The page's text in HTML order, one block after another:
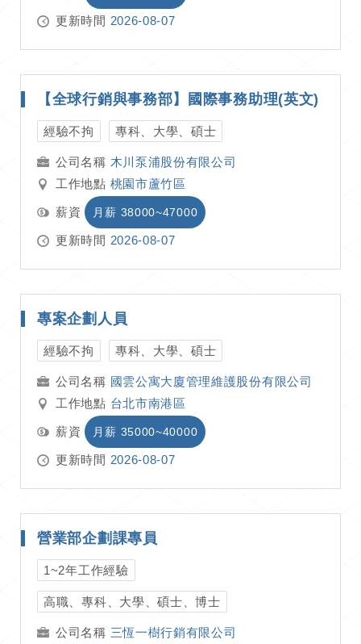
更新時間 2026-08-07
【全球行銷與事務部】國際事務助理(英文)
經驗不拘 專科、大學、碩士
木川泵浦股份有限公司
工作地點 桃園市蘆竹區
薪資 月薪 38000~47000
更新時間 2026-08-07
專案企劃人員
經驗不拘 專科、大學、碩士
國雲公寓大廈管理維護股份有限公司
工作地點 台北市南港區
薪資 月薪 35000~40000
更新時間 2026-08-07
營業部企劃課專員
1~2年工作經驗
高職、專科、大學、碩士、博士
三恆一樹行銷有限公司